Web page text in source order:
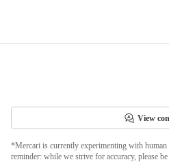
View
*Mercari is currently experimenting with
reminder: while we strive for accuracy, please